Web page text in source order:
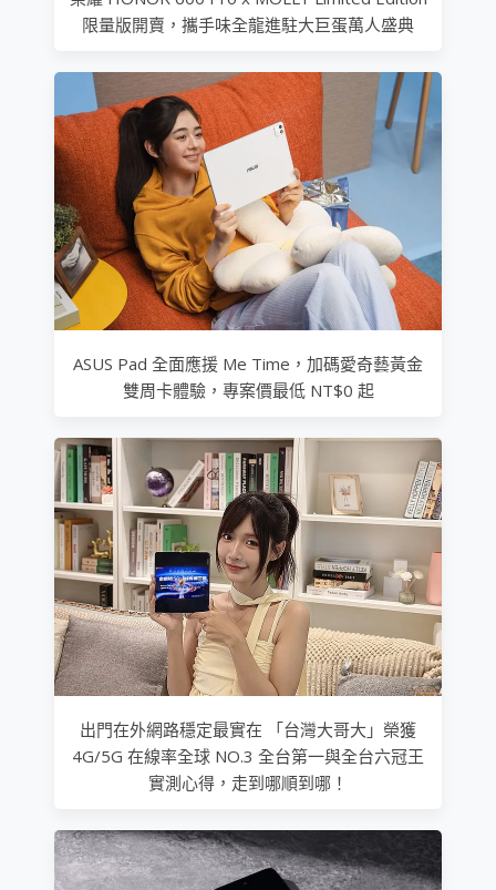
限量版開賣，攜手味全龍進駐大巨蛋萬人盛典
ASUS Pad 全面應援 Me Time，加碼愛奇藝黃金
雙周卡體驗，專案價最低 NT$0 起
出門在外網路穩定最實在 「台灣大哥大」榮獲
4G/5G 在線率全球 NO.3 全台第一與全台六冠王
實測心得，走到哪順到哪！